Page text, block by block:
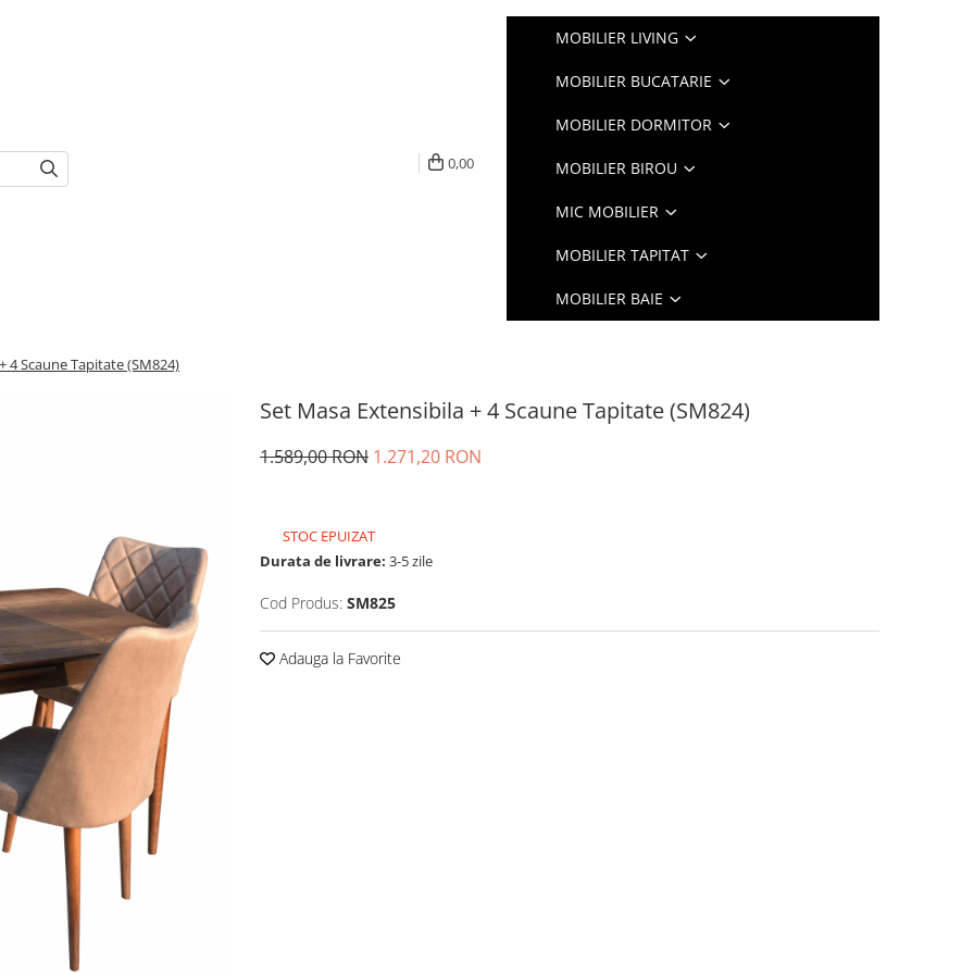
0,00
MOBILIER LIVING
MOBILIER BUCATARIE
MOBILIER DORMITOR
MOBILIER BIROU
MIC MOBILIER
MOBILIER TAPITAT
MOBILIER BAIE
4 Scaune Tapitate (SM824)
Set Masa Extensibila + 4 Scaune Tapitate (SM824)
1.589,00 RON 1.271,20 RON
STOC EPUIZAT
Durata de livrare: 3-5 zile
Cod Produs: SM825
Adauga la Favorite